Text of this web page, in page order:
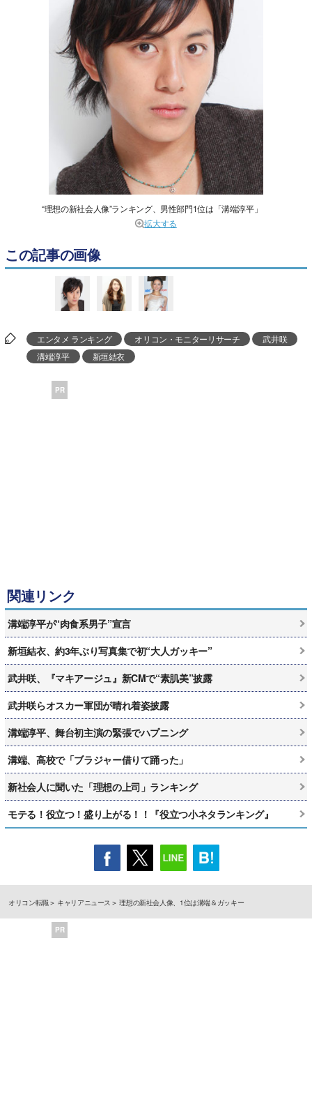
“理想の新社会人像”ランキング、男性部門1位は「溝端淳平」
拡大する
この記事の画像
エンタメ ランキング オリコン・モニターリサーチ
武井咲
溝端淳平
新垣結衣
PR
関連リンク
溝端淳平が“肉食系男子”宣言
新垣結衣、約3年ぶり写真集で初“大人ガッキー”
武井咲、『マキアージュ』新CMで“素肌美”披露
武井咲らオスカー軍団が晴れ着姿披露
溝端淳平、舞台初主演の緊張でハプニング
溝端、高校で「ブラジャー借りて踊った」
新社会人に聞いた「理想の上司」ランキング
モテる！役立つ！盛り上がる！！『役立つ小ネタランキング』
オリコン転職 キャリアニュース 理想の新社会人像、1位は溝端＆ガッキー
PR